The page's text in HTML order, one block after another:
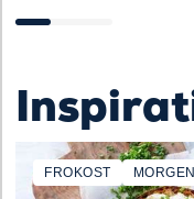
FROKOST